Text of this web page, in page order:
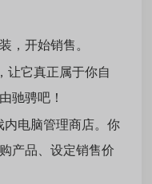
，开始销售。
它真正属于你自
驰骋吧！
电脑管理商店。你
产品、设定销售价